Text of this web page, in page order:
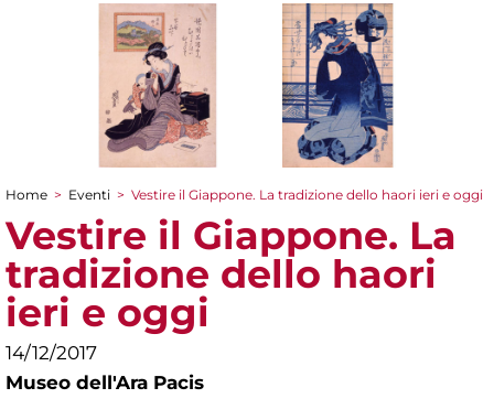
Tu sei qui
Home > Eventi > Vestire il Giappone. La tradizione dello haori ieri e oggi
Vestire il Giappone. La
tradizione dello haori
ieri e oggi
14/12/2017
Museo dell'Ara Pacis